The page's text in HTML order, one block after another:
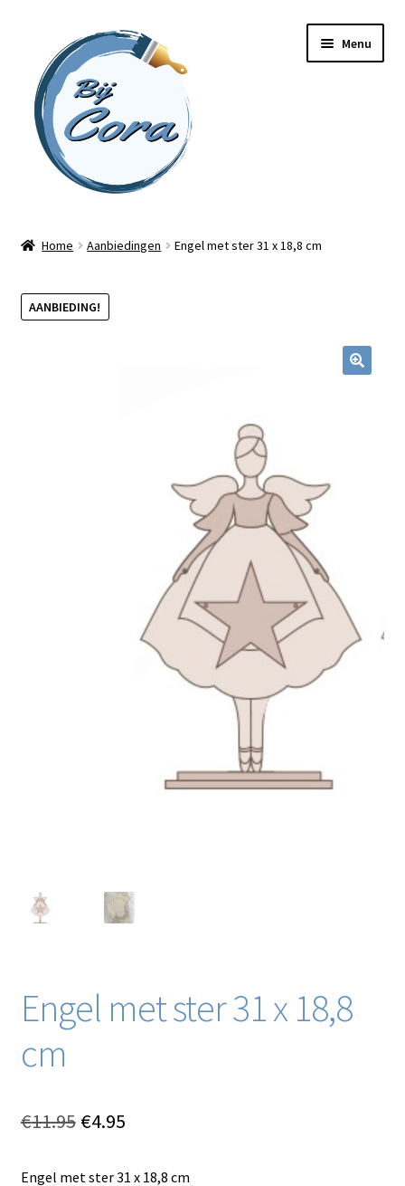
naar
navigatie
inhoud
Menu
Online cursussen
Home Aanbiedingen Engel met ster 31 x 18,8 cm
AANBIEDING!
Engel met ster 31 x 18,8
cm
€11.95 Oorspronkelijke
€4.95Huidige
Engel met ster 31 x 18,8 cm